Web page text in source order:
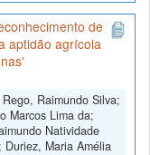
de
aptidão agrícola
Raimundo Silva;
Marcos Lima da;
Natividade
Maria Amélia